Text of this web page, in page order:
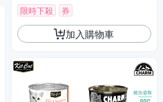
限時下殺 券
加入購物車